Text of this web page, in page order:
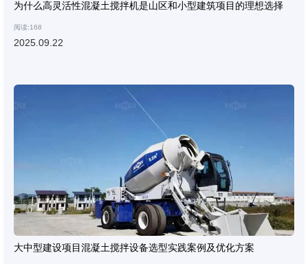
为什么高灵活性混凝土搅拌机是山区和小型建筑项目的理想选择
阅读:168
2025.09.22
大中型建设项目混凝土搅拌设备选型实践案例及优化方案